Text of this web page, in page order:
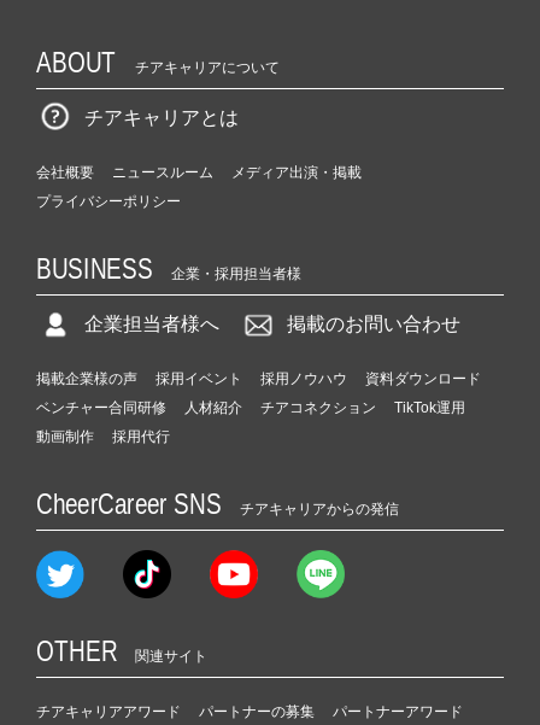
ABOUT チアキャリアについて
チアキャリアとは
会社概要 ニュースルーム
メディア出演・掲載
プライバシーポリシー
BUSINESS 企業・採用担当者様
企業担当者様へ 掲載のお問い合わせ
掲載企業様の声 採用イベント 採用ノウハウ
資料ダウンロード
ベンチャー合同研修
人材紹介 チアコネクション
TikTok運用
動画制作
採用代行
CheerCareer SNS チアキャリアからの発信
OTHER 関連サイト
チアキャリアアワード パートナーの募集 パートナーアワード